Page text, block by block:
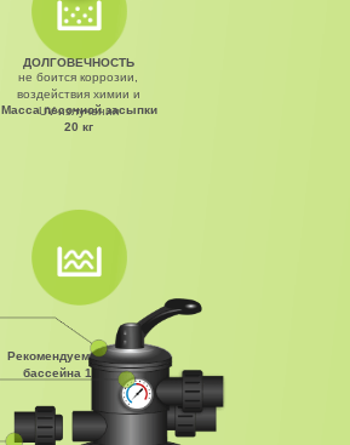
ДОЛГОВЕЧНОСТЬ
не боится коррозии,
воздействия химии и
UV-излучения
Масса песочной засыпки
20 кг
Рекомендуемый объём
бассейна 18 000 л